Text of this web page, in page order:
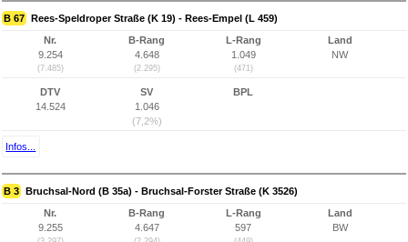
B 67 Rees-Speldroper Straße (K 19) - Rees-Empel (L 459)
Nr.
9.254
(7.485)
B-Rang
4.648
(2.295)
L-Rang
1.049
(471)
Land
NW
DTV
14.524
SV
1.046
(7,2%)
BPL
Infos...
B 3 Bruchsal-Nord (B 35a) - Bruchsal-Forster Straße (K 3526)
Nr.
9.255
B-Rang
4.647
L-Rang
597
Land
BW